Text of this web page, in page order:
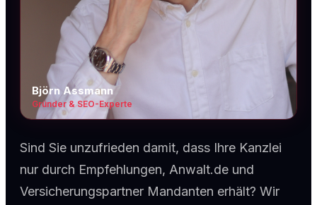
Björn Assmann
Gründer & SEO-Experte
Sind Sie unzufrieden damit, dass Ihre Kanzlei
nur durch Empfehlungen, Anwalt.de und
Versicherungspartner Mandanten erhält? Wir